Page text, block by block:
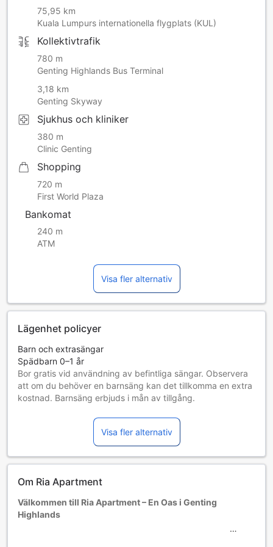
75,95 km
Kuala Lumpurs internationella flygplats (KUL)
Kollektivtrafik
780 m
Genting Highlands Bus Terminal
3,18 km
Genting Skyway
Sjukhus och kliniker
380 m
Clinic Genting
Shopping
720 m
First World Plaza
Bankomat
240 m
ATM
Visa fler alternativ
Lägenhet policyer
Barn och extrasängar
Spädbarn 0–1 år
Bor gratis vid användning av befintliga sängar. Observera
att om du behöver en barnsäng kan det tillkomma en extra
kostnad. Barnsäng erbjuds i mån av tillgång.
Bor gratis om befintliga sängar används.
Gäster 12 år och äldre betraktas som vuxna
Tillgång av extrasängar beror på vilket rum du väljer. Var
god kontrollera rummets beläggning för mer information.
och tillägg gäller.
Visa fler alternativ
Om Ria Apartment
Välkommen till Ria Apartment – En Oas i Genting
Highlands